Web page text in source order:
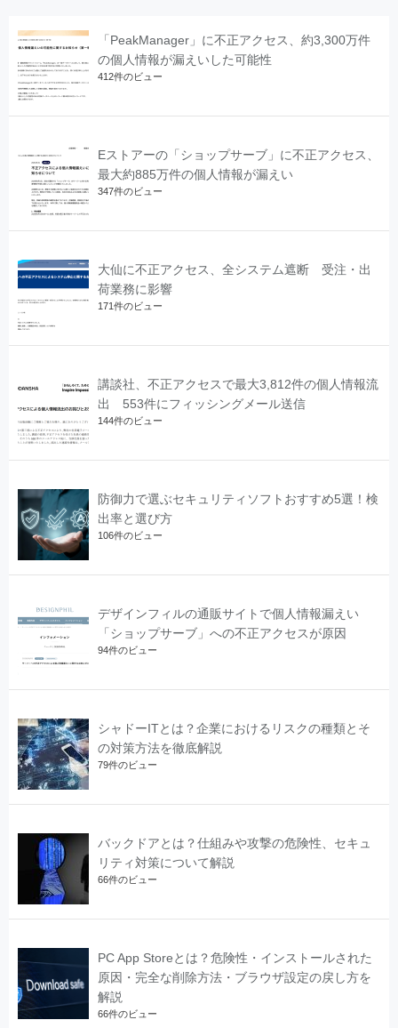
「PeakManager」に不正アクセス、約3,300万件
の個人情報が漏えいした可能性
412件のビュー
Eストアーの「ショップサーブ」に不正アクセス、
最大約885万件の個人情報が漏えい
347件のビュー
大仙に不正アクセス、全システム遮断 受注・出
荷業務に影響
171件のビュー
講談社、不正アクセスで最大3,812件の個人情報流
出 553件にフィッシングメール送信
144件のビュー
防御力で選ぶセキュリティソフトおすすめ5選！検
出率と選び方
106件のビュー
デザインフィルの通販サイトで個人情報漏えい
「ショップサーブ」への不正アクセスが原因
94件のビュー
シャドーITとは？企業におけるリスクの種類とそ
の対策方法を徹底解説
79件のビュー
バックドアとは？仕組みや攻撃の危険性、セキュ
リティ対策について解説
66件のビュー
PC App Storeとは？危険性・インストールされた
原因・完全な削除方法・ブラウザ設定の戻し方を
解説
66件のビュー